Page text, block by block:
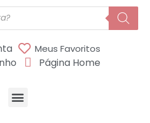
Meus Favoritos
Página Home